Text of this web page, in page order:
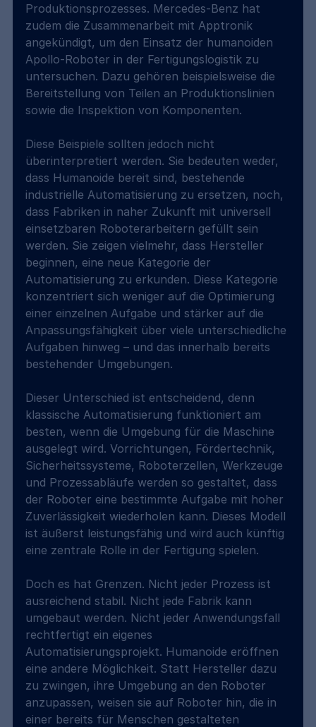
Produktionsprozesses. Mercedes-Benz hat
zudem die Zusammenarbeit mit Apptronik
angekündigt, um den Einsatz der humanoiden
Apollo-Roboter in der Fertigungslogistik zu
untersuchen. Dazu gehören beispielsweise die
Bereitstellung von Teilen an Produktionslinien
sowie die Inspektion von Komponenten.
Diese Beispiele sollten jedoch nicht
überinterpretiert werden. Sie bedeuten weder,
dass Humanoide bereit sind, bestehende
industrielle Automatisierung zu ersetzen, noch,
dass Fabriken in naher Zukunft mit universell
einsetzbaren Roboterarbeitern gefüllt sein
werden. Sie zeigen vielmehr, dass Hersteller
beginnen, eine neue Kategorie der
Automatisierung zu erkunden. Diese Kategorie
konzentriert sich weniger auf die Optimierung
einer einzelnen Aufgabe und stärker auf die
Anpassungsfähigkeit über viele unterschiedliche
Aufgaben hinweg – und das innerhalb bereits
bestehender Umgebungen.
Dieser Unterschied ist entscheidend, denn
klassische Automatisierung funktioniert am
besten, wenn die Umgebung für die Maschine
ausgelegt wird. Vorrichtungen, Fördertechnik,
Sicherheitssysteme, Roboterzellen, Werkzeuge
und Prozessabläufe werden so gestaltet, dass
der Roboter eine bestimmte Aufgabe mit hoher
Zuverlässigkeit wiederholen kann. Dieses Modell
ist äußerst leistungsfähig und wird auch künftig
eine zentrale Rolle in der Fertigung spielen.
Doch es hat Grenzen. Nicht jeder Prozess ist
ausreichend stabil. Nicht jede Fabrik kann
umgebaut werden. Nicht jeder Anwendungsfall
rechtfertigt ein eigenes
Automatisierungsprojekt. Humanoide eröffnen
eine andere Möglichkeit. Statt Hersteller dazu
zu zwingen, ihre Umgebung an den Roboter
anzupassen, weisen sie auf Roboter hin, die in
einer bereits für Menschen gestalteten